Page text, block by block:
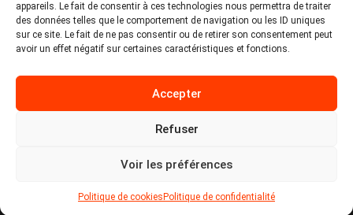
appareils. Le fait de consentir à ces technologies nous permettra de traiter
des données telles que le comportement de navigation ou les ID uniques
sur ce site. Le fait de ne pas consentir ou de retirer son consentement peut
avoir un effet négatif sur certaines caractéristiques et fonctions.
Accepter
Refuser
Voir les préférences
Politique de cookies Politique de confidentialité
Copyright © 2026 Tous droits réservés -
MPDYS
Politique de confidentialité